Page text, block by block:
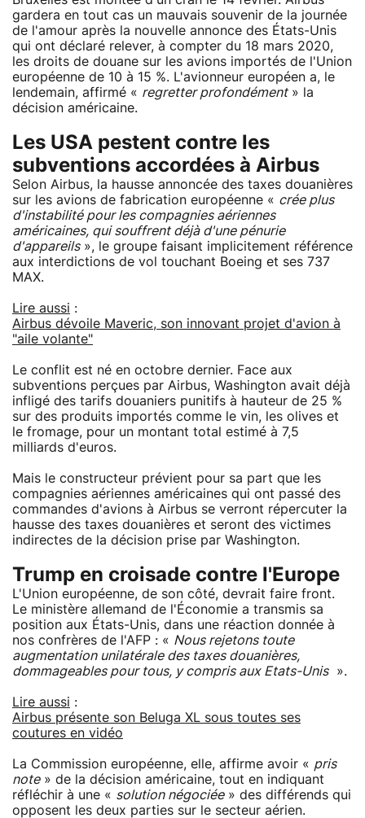
gardera en tout cas un mauvais souvenir de la journée
de l'amour après la nouvelle annonce des États-Unis
qui ont déclaré relever, à compter du 18 mars 2020,
les droits de douane sur les avions importés de l'Union
européenne de 10 à 15 %. L'avionneur européen a, le
lendemain, affirmé « regretter profondément» la
décision américaine.
Les USA pestent contre les
subventions accordées à Airbus
Selon Airbus, la hausse annoncée des taxes douanières
sur les avions de fabrication européenne « crée plus
d'instabilité pour les compagnies aériennes
américaines, qui souffrent déjà d'une pénurie
d'appareils», le groupe faisant implicitement référence
aux interdictions de vol touchant Boeing et ses 737
MAX.
Lire aussi :
Airbus dévoile Maveric, son innovant projet d'avion à
"aile volante"
Le conflit est né en octobre dernier. Face aux
subventions perçues par Airbus, Washington avait déjà
infligé des tarifs douaniers punitifs à hauteur de 25 %
sur des produits importés comme le vin, les olives et
le fromage, pour un montant total estimé à 7,5
milliards d'euros.
Mais le constructeur prévient pour sa part que les
compagnies aériennes américaines qui ont passé des
commandes d'avions à Airbus se verront répercuter la
hausse des taxes douanières et seront des victimes
indirectes de la décision prise par Washington.
Trump en croisade contre l'Europe
L'Union européenne, de son côté, devrait faire front.
Le ministère allemand de l'Économie a transmis sa
position aux États-Unis, dans une réaction donnée à
nos confrères de l'AFP : « Nous rejetons toute
augmentation unilatérale des taxes douanières,
dommageables pour tous, y compris aux Etats-Unis».
Lire aussi :
Airbus présente son Beluga XL sous toutes ses
coutures en vidéo
La Commission européenne, elle, affirme avoir « pris
note» de la décision américaine, tout en indiquant
réfléchir à une « solution négociée» des différends qui
opposent les deux parties sur le secteur aérien.